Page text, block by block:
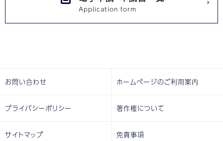
お問い合わせ ホームページのご利用案内
プライバシーポリシー 著作権について
サイトマップ 免責事項